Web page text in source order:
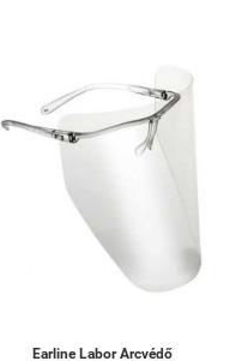
Earline Labor Arcvédő